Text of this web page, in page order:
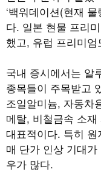
‘백워데이션(현재
다. 일본 현물 프리
했고, 유럽 프리미
국내 증시에서는 알
종목들이 주목받고
조일알미늄, 자동차
메탈, 비철금속 소
대표적이다. 특히
매 단가 인상 기대
우가 많다.